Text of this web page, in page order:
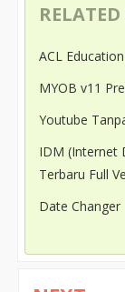
ACL
MYOB v11
Youtube
IDM (Internet
Terbaru Full
Date Changer